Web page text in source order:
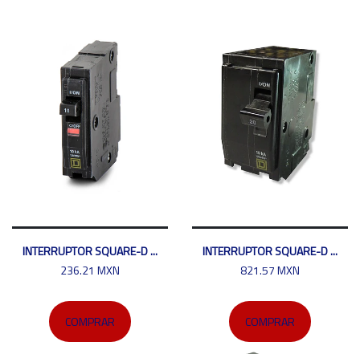
INTERRUPTOR SQUARE-D ...
236.21 MXN
COMPRAR
INTERRUPTOR SQUARE-D ...
821.57 MXN
COMPRAR